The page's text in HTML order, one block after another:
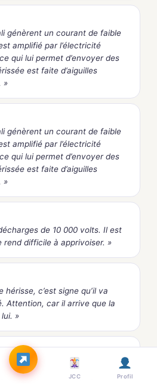
génèrent un courant de faible
amplifié par l’électricité
qui lui permet d’envoyer des
est faite d’aiguilles
»
génèrent un courant de faible
amplifié par l’électricité
qui lui permet d’envoyer des
est faite d’aiguilles
»
de 10 000 volts. Il est
rend difficile à apprivoiser. »
hérisse, c’est signe qu’il va
Attention, car il arrive que la
»
de ses poumons produit
une sorte de crépitement
JCC Profil